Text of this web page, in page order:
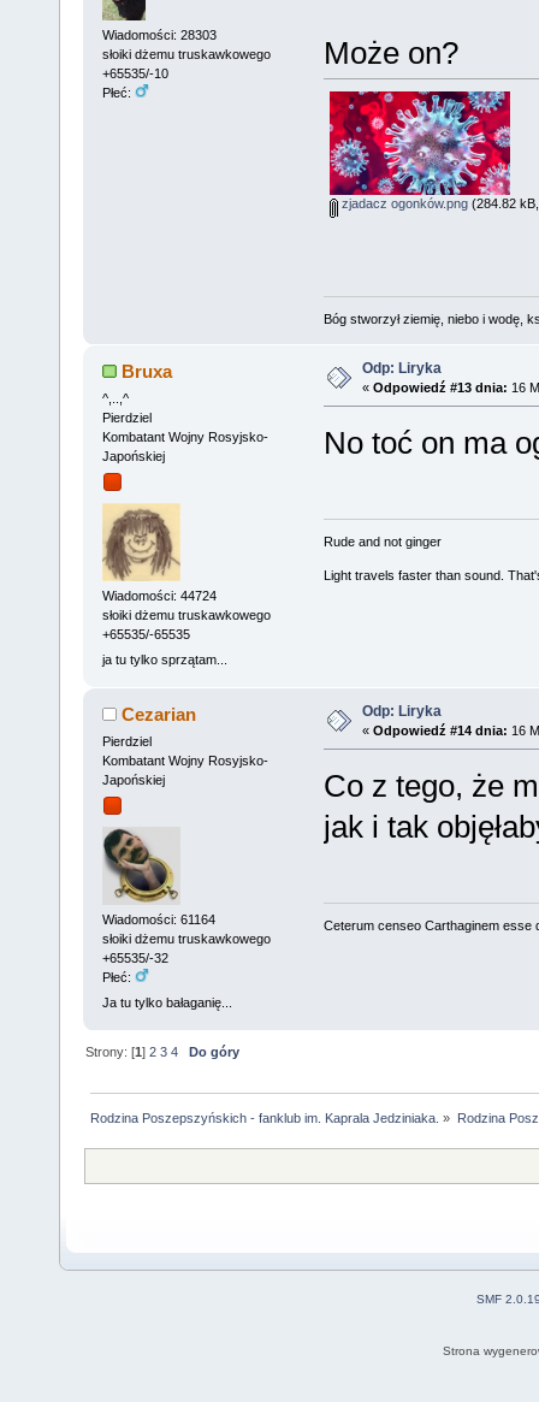
Wiadomości: 28303
słoiki dżemu truskawkowego
+65535/-10
Płeć:
Może on?
zjadacz ogonków.png(284.82
Bóg stworzył ziemię, niebo i wodę,
Bruxa
^,..,^
Pierdziel
Kombatant Wojny Rosyjsko-
Japońskiej
Wiadomości: 44724
słoiki dżemu truskawkowego
+65535/-65535
ja tu tylko sprzątam...
Odp: Liryka
« Odpowiedź #13 dnia: 16
No toć on ma
Rude and not ginger
Light travels faster than sound.
Cezarian
Pierdziel
Kombatant Wojny Rosyjsko-
Japońskiej
Wiadomości: 61164
słoiki dżemu truskawkowego
+65535/-32
Płeć:
Ja tu tylko bałaganię...
Odp: Liryka
« Odpowiedź #14 dnia: 16
Co z tego, że
jak i tak
Ceterum censeo Carthaginem esse
Strony: [1]2 3 4 Do góry
Rodzina Poszepszyńskich - fanklub im. Kaprala Jedziniaka. » Rodzina
SMF
Strona